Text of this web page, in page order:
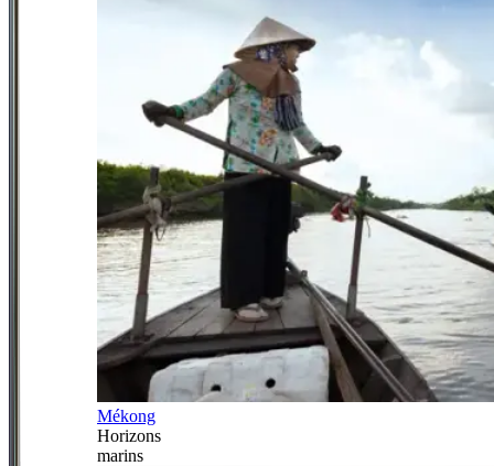
Mékong
Horizons
marins